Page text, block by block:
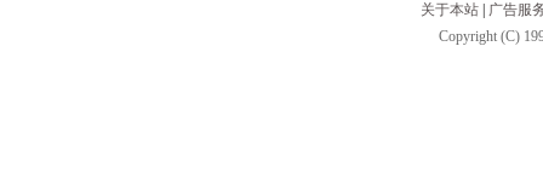
关于本站
广告服
Copyright (C)